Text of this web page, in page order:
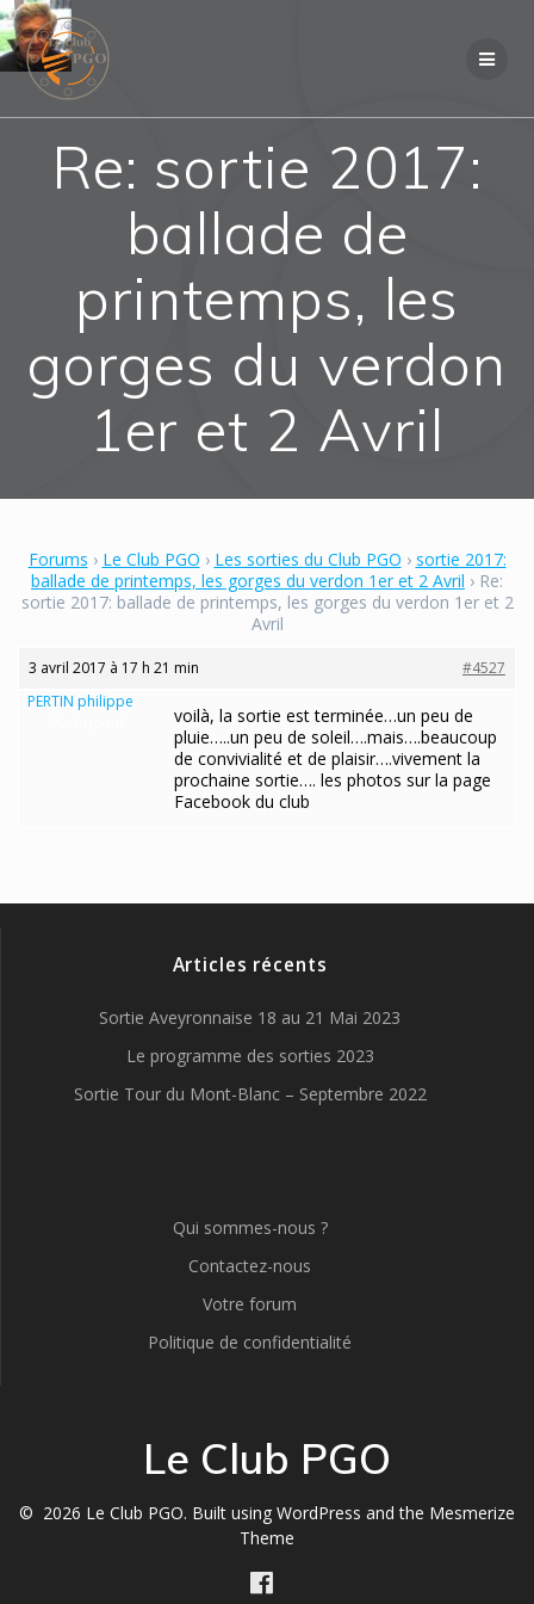
Re: sortie 2017:
ballade de
printemps, les
gorges du verdon
1er et 2 Avril
Forums › Le Club PGO › Les sorties du Club PGO › sortie 2017:
ballade de printemps, les gorges du verdon 1er et 2 Avril › Re:
sortie 2017: ballade de printemps, les gorges du verdon 1er et 2
Avril
3 avril 2017 à 17 h 21 min
#4527
PERTIN philippe
voilà, la sortie est terminée…un peu de
pluie…..un peu de soleil….mais….beaucoup
de convivialité et de plaisir….vivement la
prochaine sortie…. les photos sur la page
Facebook du club
Articles récents
Sortie Aveyronnaise 18 au 21 Mai 2023
Le programme des sorties 2023
Sortie Tour du Mont-Blanc – Septembre 2022
Qui sommes-nous ?
Contactez-nous
Votre forum
Politique de confidentialité
Le Club PGO
© 2026 Le Club PGO. Built using WordPress and the Mesmerize
Theme